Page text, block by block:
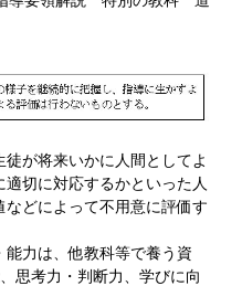
が将来いかに人間としてよ
切に対応するかといった人
どによって不用意に評価す
力は、他教科等で養う資
思考力・判断力、学びに向